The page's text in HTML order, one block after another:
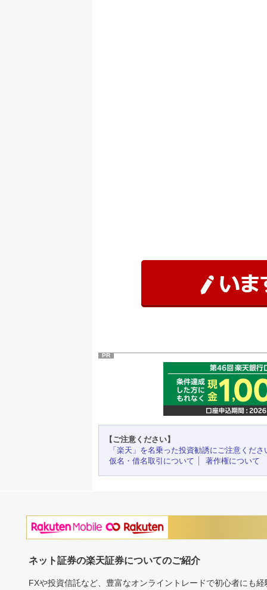
PR
【ご注意ください】
「楽天」を名乗った投資勧誘にご注意くださ
仮名・借名取引について
著作権について
ネット証券の楽天証券についてのご紹介
FXや投資信託など、豊富なオンライントレードで初心者にも